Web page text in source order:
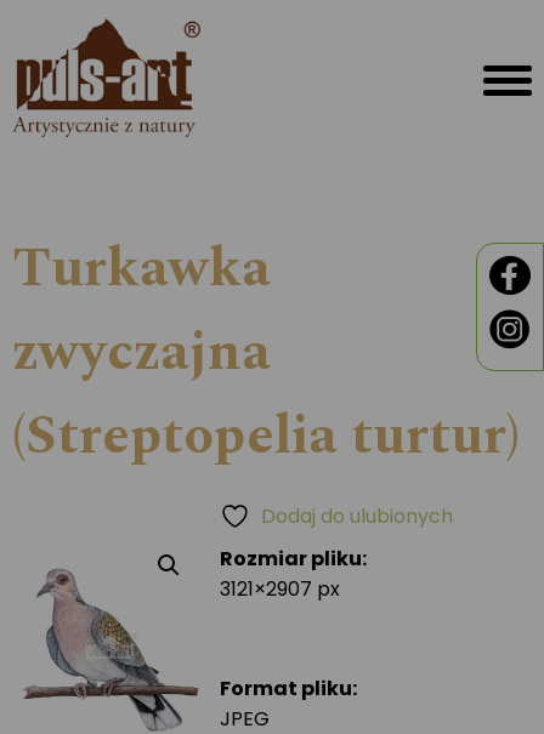
Turkawka
zwyczajna
(Streptopelia turtur)
Rozmiar pliku:
3121×2907 px
Format pliku:
JPEG
Dodaj do ulubionych